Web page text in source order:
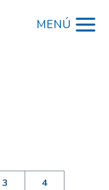
MENÚ
3
4